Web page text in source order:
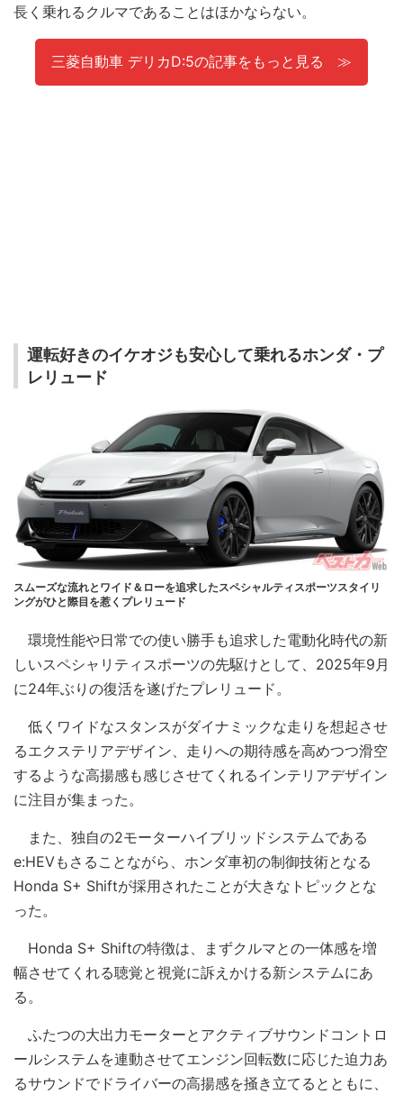
長く乗れるクルマであることはほかならない。
三菱自動車 デリカD:5の記事をもっと見る
運転好きのイケオジも安心して乗れるホンダ・プ
レリュード
スムーズな流れとワイド＆ローを追求したスペシャルティスポーツスタイリ
ングがひと際目を惹くプレリュード
環境性能や日常での使い勝手も追求した電動化時代の新
しいスペシャリティスポーツの先駆けとして、2025年9月
に24年ぶりの復活を遂げたプレリュード。
低くワイドなスタンスがダイナミックな走りを想起させ
るエクステリアデザイン、走りへの期待感を高めつつ滑空
するような高揚感も感じさせてくれるインテリアデザイン
に注目が集まった。
また、独自の2モーターハイブリッドシステムである
e:HEVもさることながら、ホンダ車初の制御技術となる
Honda S+ Shiftが採用されたことが大きなトピックとな
った。
Honda S+ Shiftの特徴は、まずクルマとの一体感を増
幅させてくれる聴覚と視覚に訴えかける新システムにあ
る。
ふたつの大出力モーターとアクティブサウンドコントロ
ールシステムを連動させてエンジン回転数に応じた迫力あ
るサウンドでドライバーの高揚感を掻き立てるとともに、